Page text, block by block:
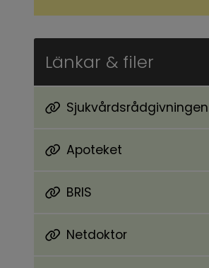
Länkar & filer
Sjukvårdsrådgivningen
Länk till annan
Apoteket
Länk till annan
BRIS
Länk till annan
Netdoktor
Länk till annan